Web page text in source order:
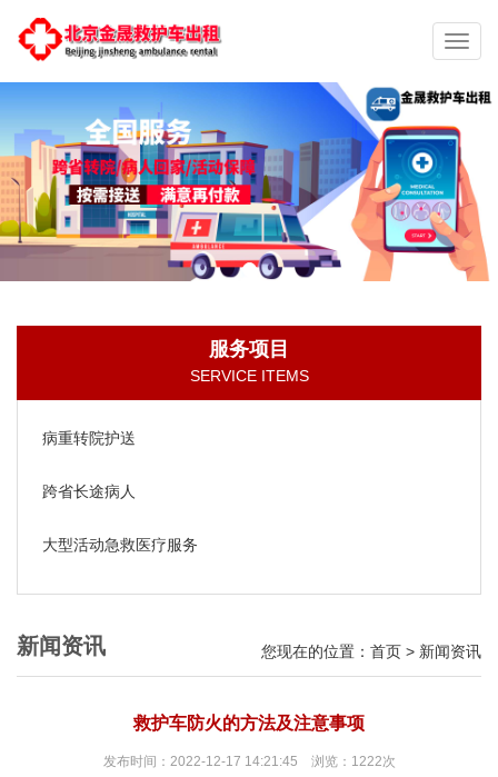
切
换
导
航
服务项目
SERVICE ITEMS
病重转院护送
跨省长途病人
大型活动急救医疗服务
新闻资讯 您现在的位置： 首页 > 新闻资讯
救护车防火的方法及注意事项
发布时间：2022-12-17 14:21:45 浏览：1222次